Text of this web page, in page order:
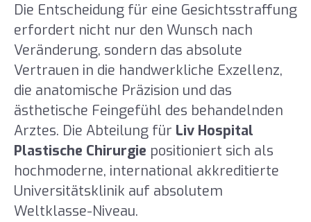
Die Entscheidung für eine Gesichtsstraffung
erfordert nicht nur den Wunsch nach
Veränderung, sondern das absolute
Vertrauen in die handwerkliche Exzellenz,
die anatomische Präzision und das
ästhetische Feingefühl des behandelnden
Arztes. Die Abteilung für Liv Hospital
Plastische Chirurgie positioniert sich als
hochmoderne, international akkreditierte
Universitätsklinik auf absolutem
Weltklasse-Niveau.